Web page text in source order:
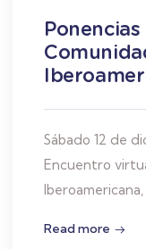
Sábado 12 de
Encuentro
Iberoamericana,
Read more